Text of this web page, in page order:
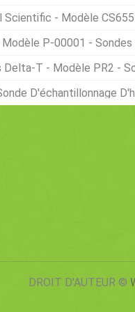
- Modèle CS655 - Capteur
P-00001 - Sondes
T - Modèle PR2 -
D'échantillonnage
DROIT D'AUTEUR ©